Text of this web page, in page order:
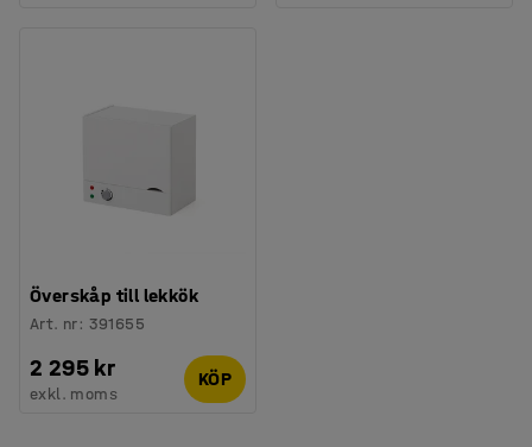
Överskåp till lekkök
Art. nr: 391655
2 295 kr
exkl. moms
KÖP